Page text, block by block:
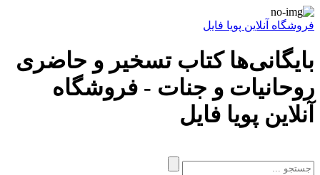
فروشگاه آنلاین پویا فایل
بایگانی‌ها کتاب تسخیر و حاضری
روحانیات و جنات - فروشگاه
آنلاین پویا فایل